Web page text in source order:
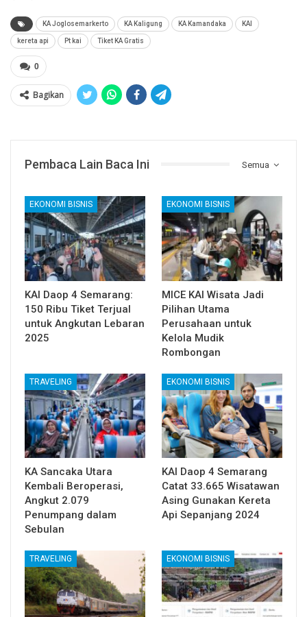
KA Joglosemarkerto KA Kaligung KA Kamandaka KAI
kereta api Pt kai Tiket KA Gratis
0
Bagikan
Semua
Pembaca Lain Baca Ini
EKONOMI BISNIS
KAI Daop 4 Semarang:
150 Ribu Tiket Terjual
untuk Angkutan Lebaran
2025
EKONOMI BISNIS
MICE KAI Wisata Jadi
Pilihan Utama
Perusahaan untuk
Kelola Mudik
Rombongan
TRAVELING
KA Sancaka Utara
Kembali Beroperasi,
Angkut 2.079
Penumpang dalam
Sebulan
EKONOMI BISNIS
KAI Daop 4 Semarang
Catat 33.665 Wisatawan
Asing Gunakan Kereta
Api Sepanjang 2024
TRAVELING EKONOMI BISNIS